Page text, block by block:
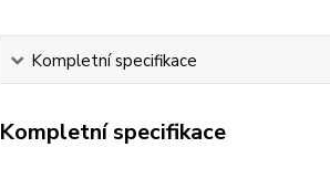
Kompletní specifikace
Kompletní specifikace